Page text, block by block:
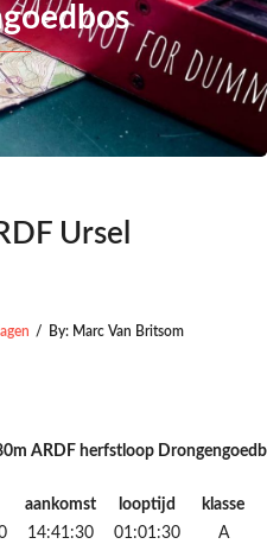
Ursel
/ By: Marc Van Britsom
ARDF herfstloop
aankomst looptijd
klasse
14:41:30 01:01:30
A